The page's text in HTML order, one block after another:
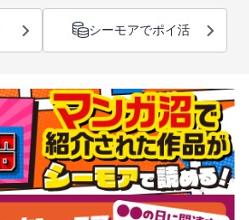
シーモアでポイ活